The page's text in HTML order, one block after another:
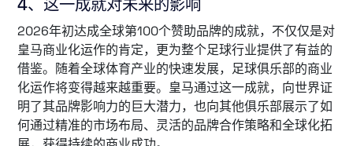
4、这一成就对未来的影响
2026年初达成全球第100个赞助品牌的成就，不仅仅是对
皇马商业化运作的肯定，更为整个足球行业提供了有益的
借鉴。随着全球体育产业的快速发展，足球俱乐部的商业
化运作将变得越来越重要。皇马通过这一成就，向世界证
明了其品牌影响力的巨大潜力，也向其他俱乐部展示了如
何通过精准的市场布局、灵活的品牌合作策略和全球化拓